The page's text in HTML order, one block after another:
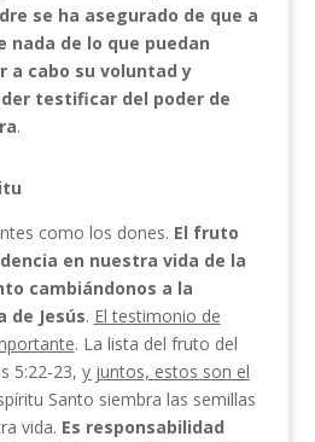
se ha asegurado de que a
nada de lo que puedan
a cabo su voluntad y
testificar del poder de
.
como los dones. El fruto
en nuestra vida de la
cambiándonos a la
de Jesús. El testimonio de
. La lista del fruto del
5:22-23, y juntos, estos son el
Santo siembra las semillas
vida. Es responsabilidad